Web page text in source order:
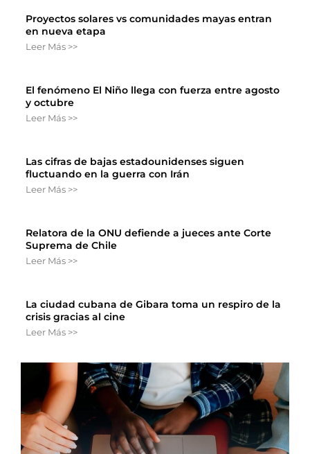
Proyectos solares vs comunidades mayas entran
en nueva etapa
Leer Más >>
El fenómeno El Niño llega con fuerza entre agosto
y octubre
Leer Más >>
Las cifras de bajas estadounidenses siguen
fluctuando en la guerra con Irán
Leer Más >>
Relatora de la ONU defiende a jueces ante Corte
Suprema de Chile
Leer Más >>
La ciudad cubana de Gibara toma un respiro de la
crisis gracias al cine
Leer Más >>